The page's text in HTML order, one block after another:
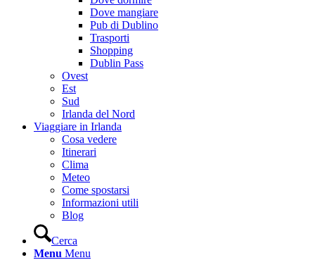
Dove mangiare
Pub di Dublino
Trasporti
Shopping
Dublin Pass
Ovest
Est
Sud
Irlanda del Nord
Viaggiare in Irlanda
Cosa vedere
Itinerari
Clima
Meteo
Come spostarsi
Informazioni utili
Blog
Cerca
Menu Menu